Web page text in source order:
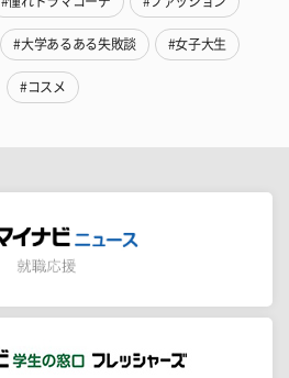
#大学あるある失敗談 #女子大生
#コスメ